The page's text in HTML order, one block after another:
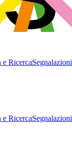
e RicercaSegnalazioni
e RicercaSegnalazioni